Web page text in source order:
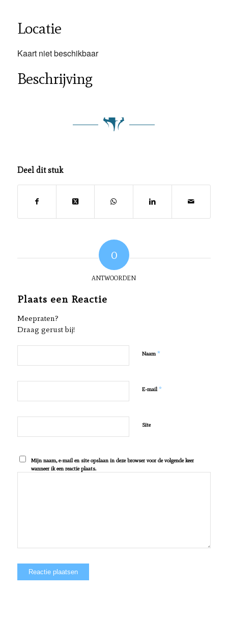
Locatie
Kaart niet beschikbaar
Beschrijving
Deel dit stuk
0
ANTWOORDEN
Plaats een Reactie
Meepraten?
Draag gerust bij!
Naam*
E-mail*
Site
Mijn naam, e-mail en site opslaan in deze browser voor de volgende keer
wanneer ik een reactie plaats.